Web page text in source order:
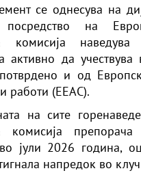
се однесува на
на
комисија
активно да учествува
и од
работи (ЕЕАС).
на сите
комисија
јули 2026 година,
напредок во